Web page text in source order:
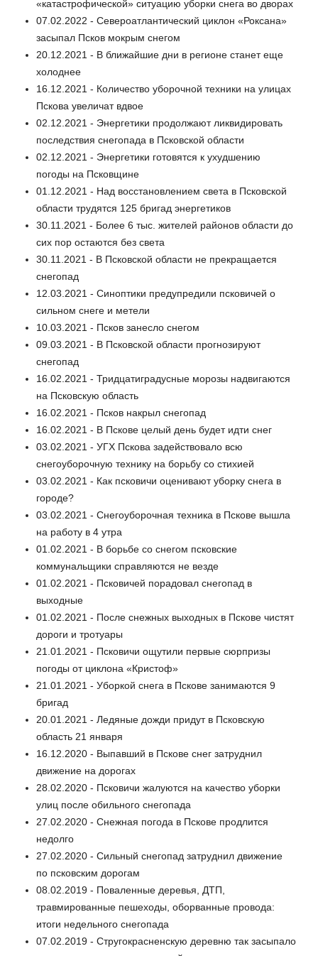
«катастрофической» ситуацию уборки снега во дворах
07.02.2022 - Североатлантический циклон «Роксана»
засыпал Псков мокрым снегом
20.12.2021 - В ближайшие дни в регионе станет еще
холоднее
16.12.2021 - Количество уборочной техники на улицах
Пскова увеличат вдвое
02.12.2021 - Энергетики продолжают ликвидировать
последствия снегопада в Псковской области
02.12.2021 - Энергетики готовятся к ухудшению
погоды на Псковщине
01.12.2021 - Над восстановлением света в Псковской
области трудятся 125 бригад энергетиков
30.11.2021 - Более 6 тыс. жителей районов области до
сих пор остаются без света
30.11.2021 - В Псковской области не прекращается
снегопад
12.03.2021 - Синоптики предупредили псковичей о
сильном снеге и метели
10.03.2021 - Псков занесло снегом
09.03.2021 - В Псковской области прогнозируют
снегопад
16.02.2021 - Тридцатиградусные морозы надвигаются
на Псковскую область
16.02.2021 - Псков накрыл снегопад
16.02.2021 - В Пскове целый день будет идти снег
03.02.2021 - УГХ Пскова задействовало всю
снегоуборочную технику на борьбу со стихией
03.02.2021 - Как псковичи оценивают уборку снега в
городе?
03.02.2021 - Снегоуборочная техника в Пскове вышла
на работу в 4 утра
01.02.2021 - В борьбе со снегом псковские
коммунальщики справляются не везде
01.02.2021 - Псковичей порадовал снегопад в
выходные
01.02.2021 - После снежных выходных в Пскове чистят
дороги и тротуары
21.01.2021 - Псковичи ощутили первые сюрпризы
погоды от циклона «Кристоф»
21.01.2021 - Уборкой снега в Пскове занимаются 9
бригад
20.01.2021 - Ледяные дожди придут в Псковскую
область 21 января
16.12.2020 - Выпавший в Пскове снег затруднил
движение на дорогах
28.02.2020 - Псковичи жалуются на качество уборки
улиц после обильного снегопада
27.02.2020 - Снежная погода в Пскове продлится
недолго
27.02.2020 - Сильный снегопад затруднил движение
по псковским дорогам
08.02.2019 - Поваленные деревья, ДТП,
травмированные пешеходы, оборванные провода:
итоги недельного снегопада
07.02.2019 - Стругокрасненскую деревню так засыпало